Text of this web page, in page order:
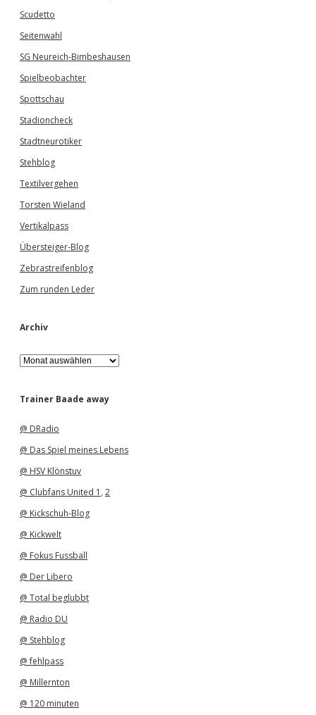
Scudetto
Seitenwahl
SG Neureich-Bimbeshausen
Spielbeobachter
Spottschau
Stadioncheck
Stadtneurotiker
Stehblog
Textilvergehen
Torsten Wieland
Vertikalpass
Übersteiger-Blog
Zebrastreifenblog
Zum runden Leder
Archiv
A
r
h
Trainer Baade away
@ DRadio
@ Das Spiel meines Lebens
@ HSV Klönstuv
@ Clubfans United 1 , 2
@ Kickschuh-Blog
@ Kickwelt
@ Fokus Fussball
@ Der Libero
@ Total beglubbt
@ Radio DU
@ Stehblog
@ fehlpass
@ Millernton
@ 120 minuten